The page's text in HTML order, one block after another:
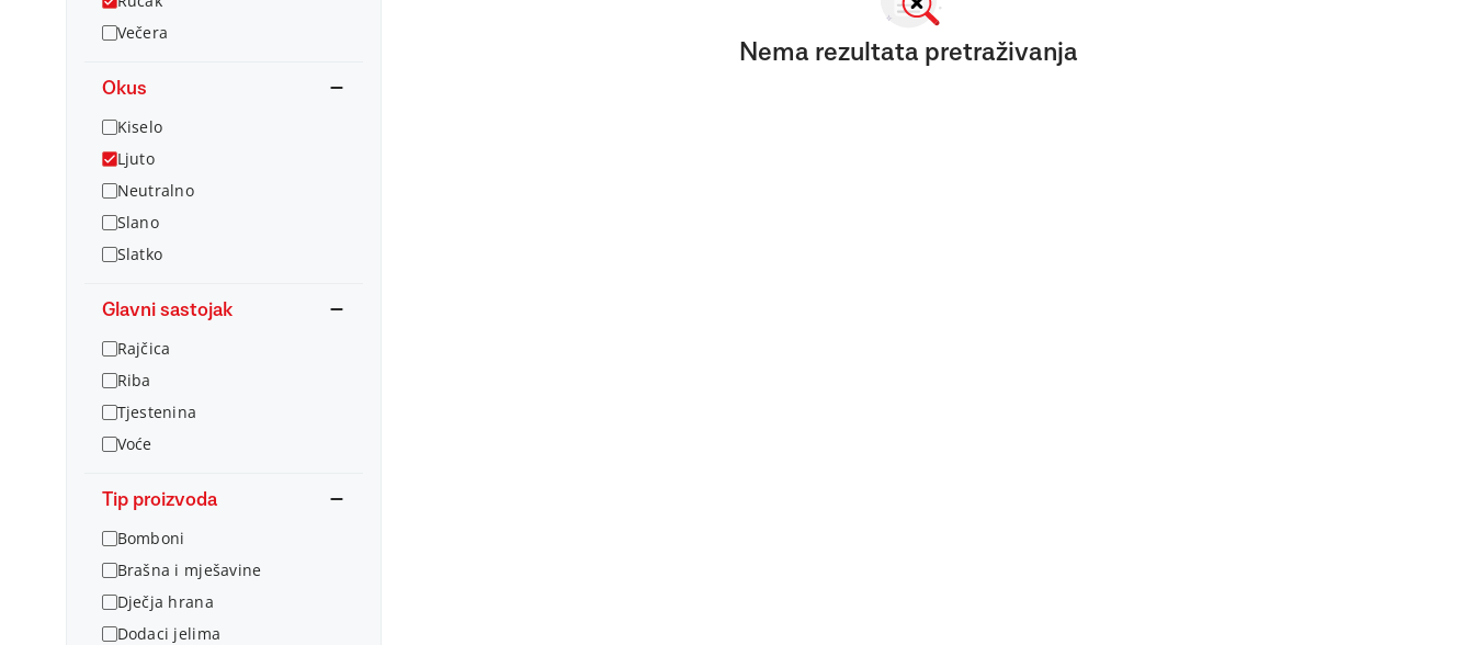
Večera
Okus
Kiselo
Ljuto
Neutralno
Slano
Slatko
Glavni sastojak
Rajčica
Riba
Tjestenina
Voće
Tip proizvoda
Bomboni
Brašna i mješavine
Dječja hrana
Dodaci jelima
Nema rezultata pretraživanja